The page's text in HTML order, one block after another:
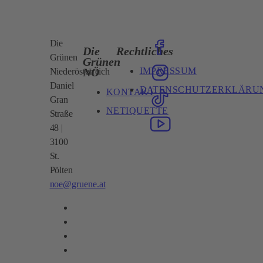
Die
Grünen
Niederösterreich
Daniel
Gran
Straße
48 |
3100
St.
Pölten
noe@gruene.at
Die
Grünen
NÖ
KONTAKT
NETIQUETTE
Rechtliches
IMPRESSUM